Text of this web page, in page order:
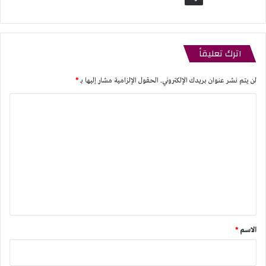
اترك تعليقاً
لن يتم نشر عنوان بريدك الإلكتروني. الحقول الإلزامية مشار إليها بـ*
*
الاسم *